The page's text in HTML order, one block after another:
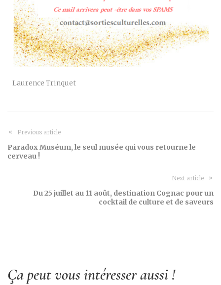
Laurence Trinquet
Previous article
Paradox Muséum, le seul musée qui vous retourne le
cerveau !
Next article
Du 25 juillet au 11 août, destination Cognac pour un
cocktail de culture et de saveurs
Ça peut vous intéresser aussi !